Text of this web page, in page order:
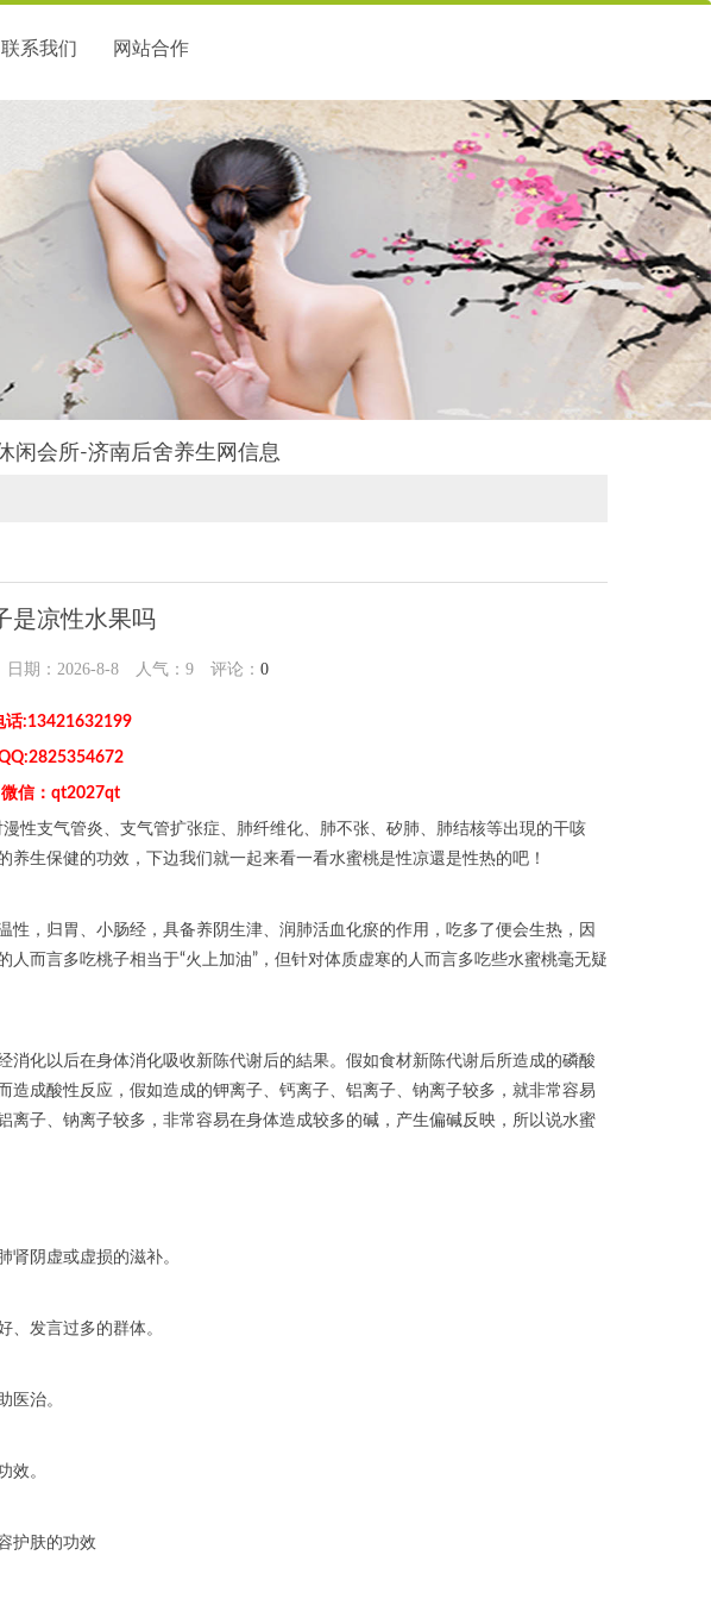
联系我们 网站合作
闲会所-济南后舍养生网信息
是凉性水果吗
期：2026-8-8 人气： 9评论： 0
话:13421632199
微信：qt2027qt
性支气管炎、支气管扩张症、肺纤维化、肺不张、矽肺、肺结核等出現的干咳
生保健的功效，下边我们就一起来看一看水蜜桃是性凉還是性热的吧！
，归胃、小肠经，具备养阴生津、润肺活血化瘀的作用，吃多了便会生热，因
而言多吃桃子相当于“火上加油”，但针对体质虚寒的人而言多吃些水蜜桃毫无疑
化以后在身体消化吸收新陈代谢后的結果。假如食材新陈代谢后所造成的磷酸
成酸性反应，假如造成的钾离子、钙离子、铝离子、钠离子较多，就非常容易
子、钠离子较多，非常容易在身体造成较多的碱，产生偏碱反映，所以说水蜜
肾阴虚或虚损的滋补。
、发言过多的群体。
医治。
效。
护肤的功效